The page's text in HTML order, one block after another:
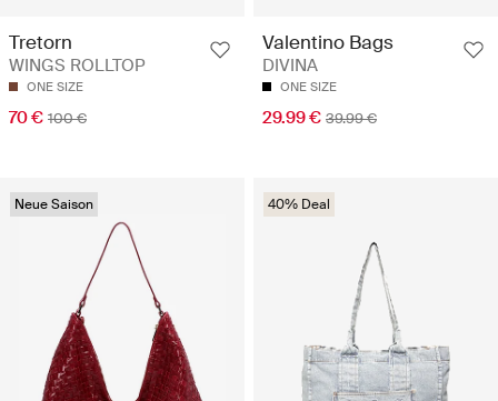
Tretorn
WINGS ROLLTOP
ONE SIZE
70 € 100 €
Valentino Bags
DIVINA
ONE SIZE
29.99 € 39.99 €
Neue Saison 40% Deal